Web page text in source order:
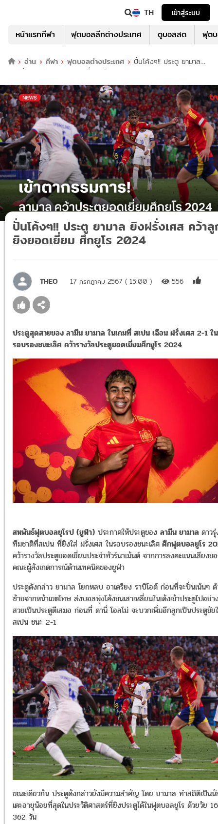
TH เข้าสู่ระบบ
หน้าแรกกีฬา ฟุตบอลลีกต่างประเทศ ดูบอลสด ฟุต
อ่าน กีฬา ฟุตบอลต่างประเทศ
ปั่นโค้งๆ!! ประตู ยามาล
ยิงฝรั่งเศส คว้าลูกยิงยอดเยี่ยม ศึกยูโร 2024
ปั่นโค้งๆ!! ประตู ยามาล ยิงฝรั่งเศส คว้า
ยิงยอดเยี่ยม ศึกยูโร 2024
THEO 17 กรกฎาคม 2567 ( 15:00 ) 556
ประตูสุดสวยของ ลามีน ยามาล ในเกมที่ สเปน เฉือน ฝรั่งเศส 2-1 ใน
รอบรองชนะเลิศ คว้ารางวัลประตูยอดเยี่ยมศึกยูโร 2024
สหพันธ์ฟุตบอลยุโรป (ยูฟ่า) ประกาศให้ประตูของ ลามีน ยามาล ดาว
ทีมชาติที่สเปน ที่ยิงใส่ ฝรั่งเศส ในรอบรองชนะเลิศ ศึกฟุตบอลยูโร
คว้ารางวัลประตูยอดเยี่ยมประจำทัวร์นาเม้นต์ จากการลงคะแนนเสียงข
คณะผู้สังเกตการณ์ด้านเทคนิคของยูฟ่า
ประตูดังกล่าว ยามาล โยกหลบ อาเดรียง ราบิโอต์ ก่อนที่จะปั่นเน้นๆ
ซ้ายจากหน้าเขตโทษ ส่งบอลพุ่งโค้งชนเสาเหลี่ยมในเด้งเข้าประตูไปอย่
สวยเป็นประตูตีเสมอ ก่อนที่ ดานี่ โอลโม่ จะบวกเพิ่มอีกลูกเป็นประตูชัย
สเปน ชนะ 2-1
ขณะเดียวกัน ประตูดังกล่าวยังมีความสำคัญ โดย ยามาล ทำสถิติเป็น
เตะอายุน้อยที่สุดในประวัติศาสตร์ที่ยิงประตูได้ในฟุตบอลยูโร ด้วยวัย
362 วัน